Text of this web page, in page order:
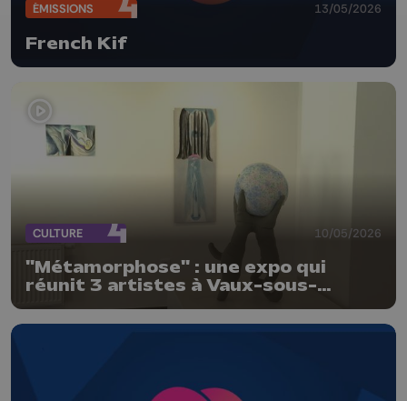
ÉMISSIONS 13/05/2026
French Kif
CULTURE 10/05/2026
"Métamorphose" : une expo qui
réunit 3 artistes à Vaux-sous-